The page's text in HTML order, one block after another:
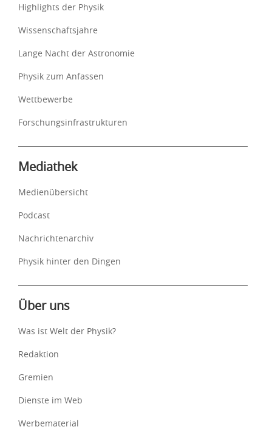
Highlights der Physik
Wissenschaftsjahre
Lange Nacht der Astronomie
Physik zum Anfassen
Wettbewerbe
Forschungsinfrastrukturen
Mediathek
Medienübersicht
Podcast
Nachrichtenarchiv
Physik hinter den Dingen
Über uns
Was ist Welt der Physik?
Redaktion
Gremien
Dienste im Web
Werbematerial